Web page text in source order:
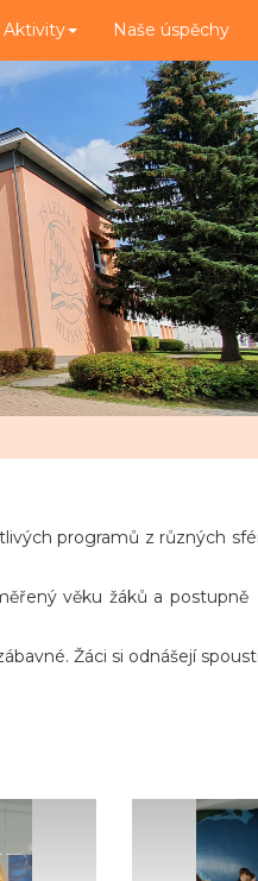
Aktivity Naše úspěchy
programů z různých
věku žáků a
Žáci si odnášejí